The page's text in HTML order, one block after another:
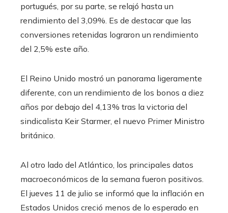
portugués, por su parte, se relajó hasta un
rendimiento del 3,09%. Es de destacar que las
conversiones retenidas lograron un rendimiento
del 2,5% este año.
El Reino Unido mostró un panorama ligeramente
diferente, con un rendimiento de los bonos a diez
años por debajo del 4,13% tras la victoria del
sindicalista Keir Starmer, el nuevo Primer Ministro
británico.
Al otro lado del Atlántico, los principales datos
macroeconómicos de la semana fueron positivos.
El jueves 11 de julio se informó que la inflación en
Estados Unidos creció menos de lo esperado en